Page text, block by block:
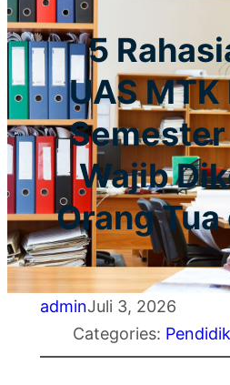
5
UAS MTK
Wajib
Orang
adminJuli 3, 2026
Categories: